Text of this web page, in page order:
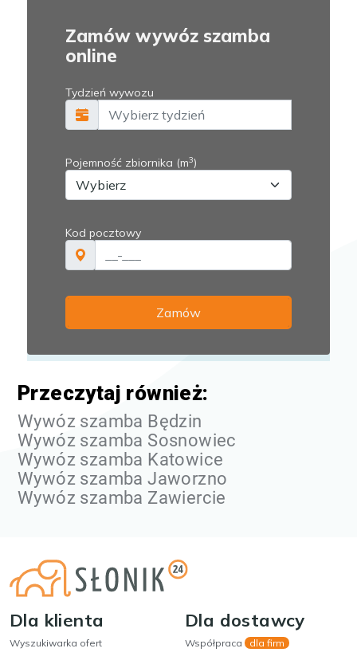
Przeczytaj również:
Wywóz szamba Będzin
Wywóz szamba Sosnowiec
Wywóz szamba Katowice
Wywóz szamba Jaworzno
Wywóz szamba Zawiercie
Dla klienta
Wyszukiwarka ofert
Dla dostawcy
Współpraca dla firm